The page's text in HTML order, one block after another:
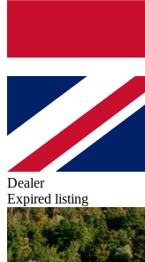
Dealer
Expired listing